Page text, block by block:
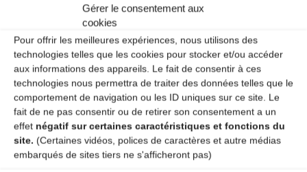
Gérer le consentement aux
cookies
Pour offrir les meilleures expériences, nous utilisons des
technologies telles que les cookies pour stocker et/ou accéder
aux informations des appareils. Le fait de consentir à ces
technologies nous permettra de traiter des données telles que le
comportement de navigation ou les ID uniques sur ce site. Le
fait de ne pas consentir ou de retirer son consentement a un
effet négatif sur certaines caractéristiques et fonctions du
site. (Certaines vidéos, polices de caractères et autre médias
embarqués de sites tiers ne s'afficheront pas)